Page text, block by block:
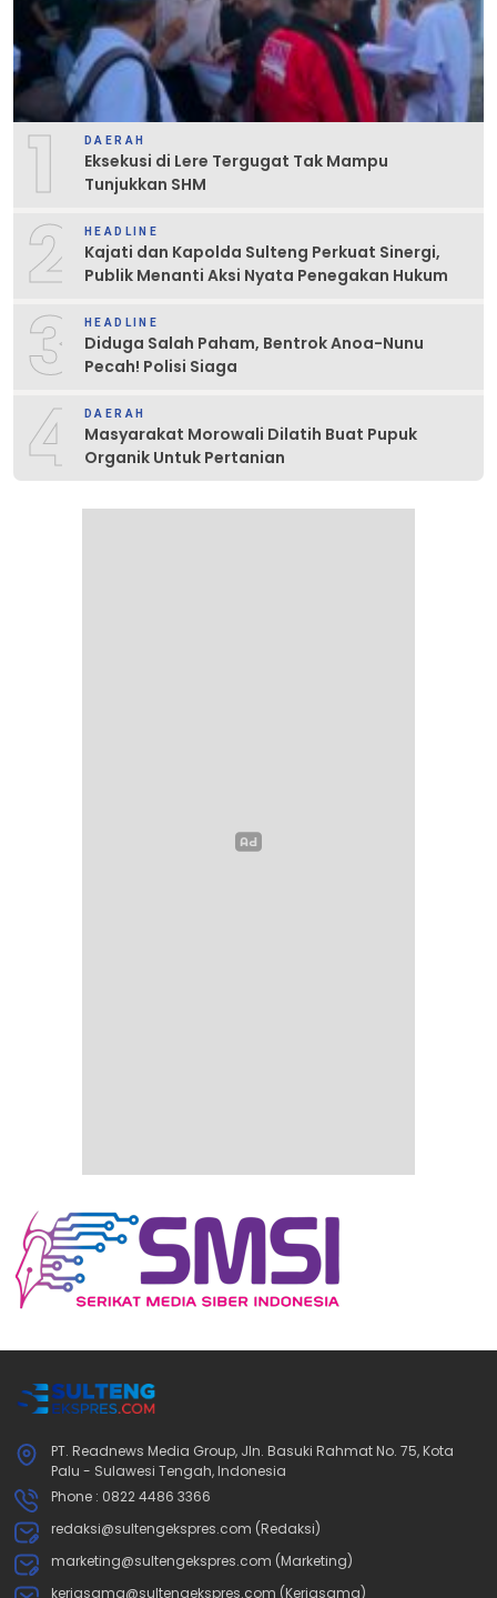
1 DAERAH
Eksekusi di Lere Tergugat Tak Mampu
Tunjukkan SHM
2 HEADLINE
Kajati dan Kapolda Sulteng Perkuat Sinergi,
Publik Menanti Aksi Nyata Penegakan Hukum
3 HEADLINE
Diduga Salah Paham, Bentrok Anoa-Nunu
Pecah! Polisi Siaga
4 DAERAH
Masyarakat Morowali Dilatih Buat Pupuk
Organik Untuk Pertanian
PT. Readnews Media Group, Jln. Basuki Rahmat No. 75, Kota
Palu - Sulawesi Tengah, Indonesia
Phone : 0822 4486 3366
redaksi@sultengekspres.com (Redaksi)
marketing@sultengekspres.com (Marketing)
kerjasama@sultengekspres.com (Kerjasama)